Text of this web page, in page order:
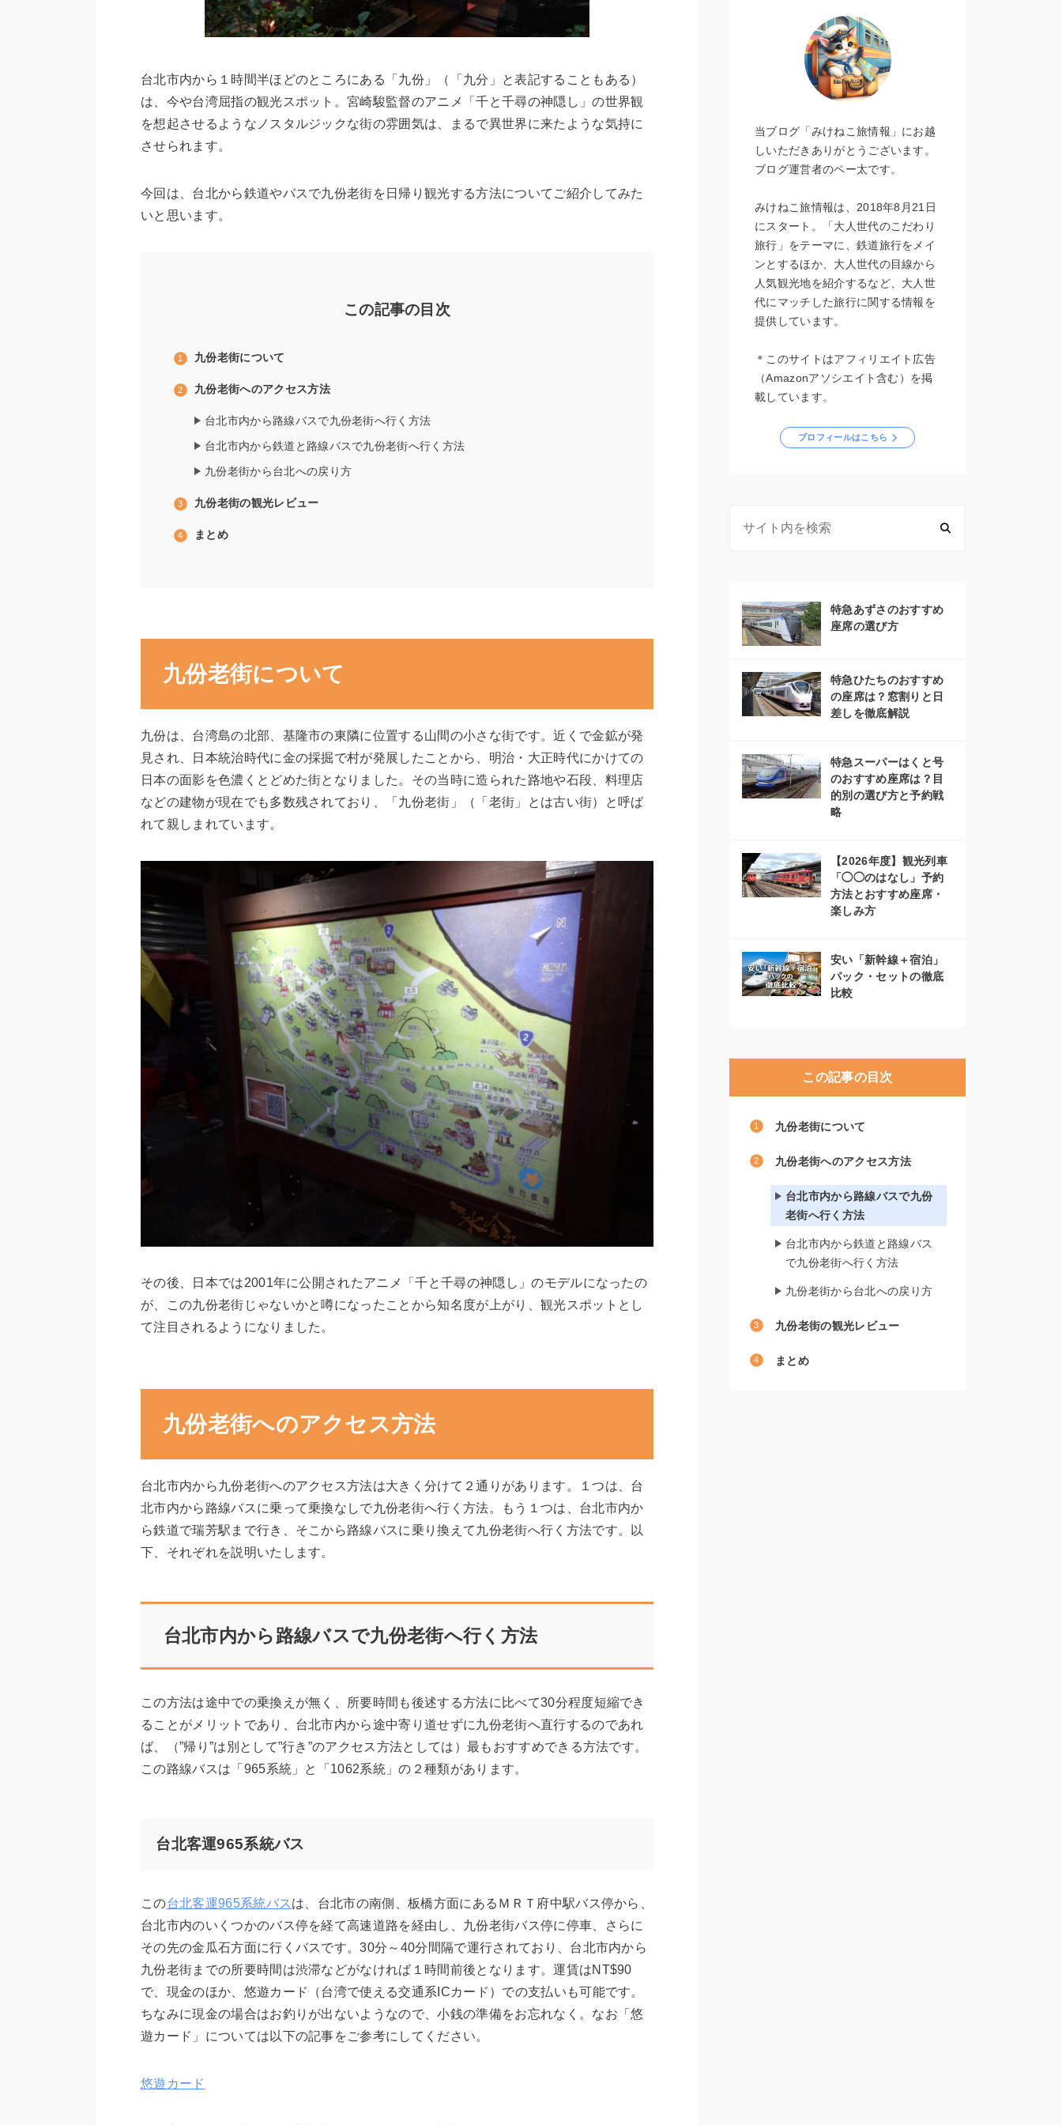
台北市内から１時間半ほどのところにある「九份」（「九分」と表記することもある）
は、今や台湾屈指の観光スポット。宮崎駿監督のアニメ「千と千尋の神隠し」の世界観
を想起させるようなノスタルジックな街の雰囲気は、まるで異世界に来たような気持に
させられます。
今回は、台北から鉄道やバスで九份老街を日帰り観光する方法についてご紹介してみた
いと思います。
この記事の目次
九份老街について
九份老街へのアクセス方法
台北市内から路線バスで九份老街へ行く方法
台北市内から鉄道と路線バスで九份老街へ行く方法
九份老街から台北への戻り方
九份老街の観光レビュー
まとめ
九份老街について
九份は、台湾島の北部、基隆市の東隣に位置する山間の小さな街です。近くで金鉱が発
見され、日本統治時代に金の採掘で村が発展したことから、明治・大正時代にかけての
日本の面影を色濃くとどめた街となりました。その当時に造られた路地や石段、料理店
などの建物が現在でも多数残されており、「九份老街」（「老街」とは古い街）と呼ば
れて親しまれています。
その後、日本では2001年に公開されたアニメ「千と千尋の神隠し」のモデルになったの
が、この九份老街じゃないかと噂になったことから知名度が上がり、観光スポットとし
て注目されるようになりました。
九份老街へのアクセス方法
台北市内から九份老街へのアクセス方法は大きく分けて２通りがあります。１つは、台
北市内から路線バスに乗って乗換なしで九份老街へ行く方法。もう１つは、台北市内か
ら鉄道で瑞芳駅まで行き、そこから路線バスに乗り換えて九份老街へ行く方法です。以
下、それぞれを説明いたします。
台北市内から路線バスで九份老街へ行く方法
この方法は途中での乗換えが無く、所要時間も後述する方法に比べて30分程度短縮でき
ることがメリットであり、台北市内から途中寄り道せずに九份老街へ直行するのであれ
ば、（”帰り”は別として”行き”のアクセス方法としては）最もおすすめできる方法です。
この路線バスは「965系統」と「1062系統」の２種類があります。
台北客運965系統バス
この台北客運965系統バス は、台北市の南側、板橋方面にあるＭＲＴ府中駅バス停から、
台北市内のいくつかのバス停を経て高速道路を経由し、九份老街バス停に停車、さらに
その先の金瓜石方面に行くバスです。30分～40分間隔で運行されており、台北市内から
九份老街までの所要時間は渋滞などがなければ１時間前後となります。運賃はNT$90
で、現金のほか、悠遊カード（台湾で使える交通系ICカード）での支払いも可能です。
ちなみに現金の場合はお釣りが出ないようなので、小銭の準備をお忘れなく。なお「悠
遊カード」については以下の記事をご参考にしてください。
悠遊カード
当ブログ「みけねこ旅情報」にお越
しいただきありがとうございます。
ブログ運営者のペー太です。
みけねこ旅情報は、2018年8月21日
にスタート。「大人世代のこだわり
旅行」をテーマに、鉄道旅行をメイ
ンとするほか、大人世代の目線から
人気観光地を紹介するなど、大人世
代にマッチした旅行に関する情報を
提供しています。
＊このサイトはアフィリエイト広告
（Amazonアソシエイト含む）を掲
載しています。
プロフィールはこちら
特急あずさのおすすめ
座席の選び方
特急ひたちのおすすめ
の座席は？窓割りと日
差しを徹底解説
特急スーパーはくと号
のおすすめ座席は？目
的別の選び方と予約戦
略
【2026年度】観光列車
「◯◯のはなし」予約
方法とおすすめ座席・
楽しみ方
安い「新幹線＋宿泊」
パック・セットの徹底
比較
この記事の目次
九份老街について
九份老街へのアクセス方法
台北市内から路線バスで九份
老街へ行く方法
台北市内から鉄道と路線バス
で九份老街へ行く方法
九份老街から台北への戻り方
九份老街の観光レビュー
まとめ